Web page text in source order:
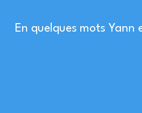
En quelques mots